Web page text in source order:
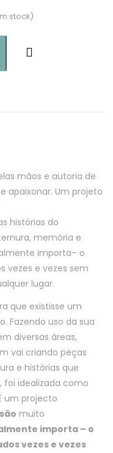
stock)
mãos e autoria de
apaixonar. Um projeto
histórias do
memória e
importa– o
vezes e vezes sem
lugar.
que existisse um
Fazendo uso da sua
diversas áreas,
vai criando peças
e histórias que
foi idealizada como
um projecto
muito
importa – o
vezes e vezes